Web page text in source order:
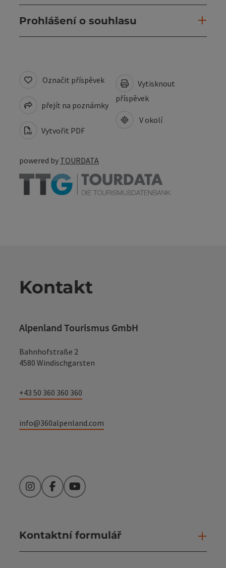
Prohlášení o souhlasu
Označit příspěvek
přejít na poznámky
Vytvořit PDF
Vytisknout
příspěvek
V okolí
powered by TOURDATA
Kontakt
Alpenland Tourismus GmbH
Bahnhofstraße 2
4580 Windischgarsten
+43 50 360 360 360
info@360alpenland.com
InstagramFacebookYouTube
Kontaktní formulář